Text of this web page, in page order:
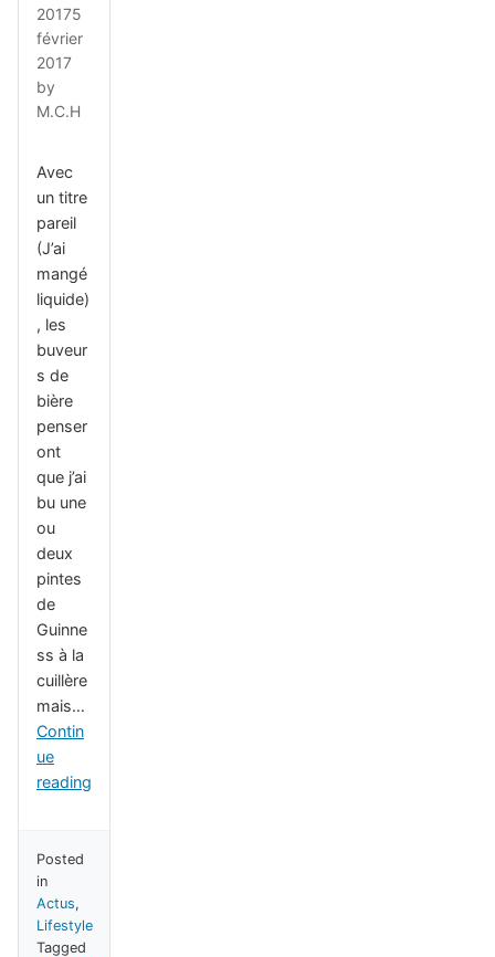
20175
février
2017
by
M.C.H
Avec
un titre
pareil
(J’ai
mangé
liquide)
, les
buveur
s de
bière
penser
ont
que j’ai
bu une
ou
deux
pintes
de
Guinne
ss à la
cuillère
mais…
Contin
ue
reading
Posted
in
Actus,
Lifestyle
Tagged